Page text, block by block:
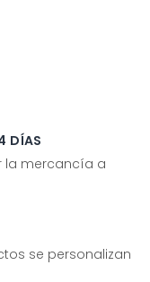
DÍAS
la mercancía a
se personalizan